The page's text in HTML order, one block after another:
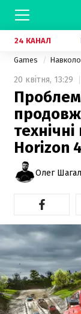
24 КАНАЛ
Games
20 квітня, 13:29
Horizon 4
Олег